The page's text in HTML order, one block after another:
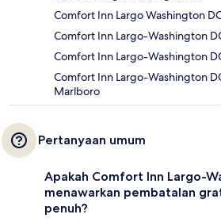
Comfort Inn Largo Washington
Comfort Inn Largo-Washington
Comfort Inn Largo-Washington
Comfort Inn Largo-Washington
Marlboro
Pertanyaan umum
Apakah Comfort Inn Largo-
menawarkan pembatalan
penuh?